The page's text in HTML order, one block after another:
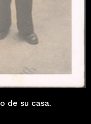
de su casa.